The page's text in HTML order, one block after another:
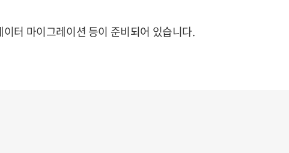
터 마이그레이션 등이 준비되어 있습니다.